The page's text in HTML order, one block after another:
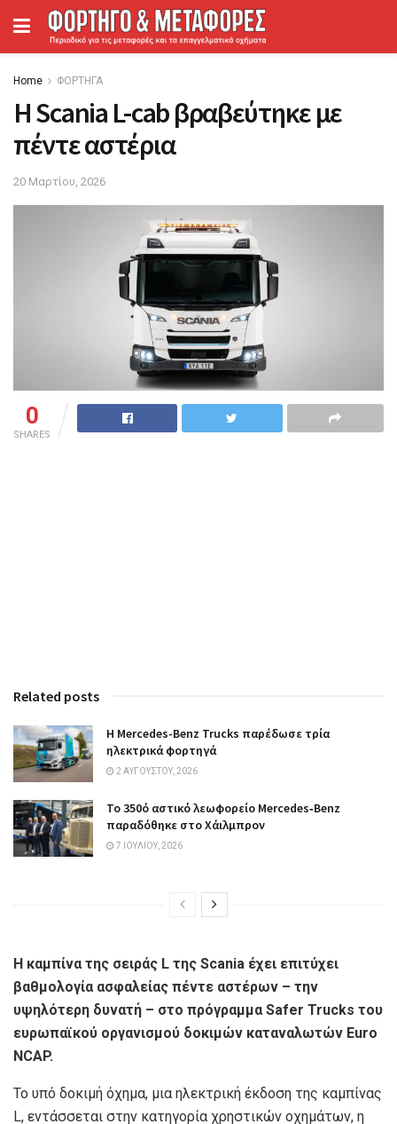
Home ΦΟΡΤΗΓΑ
Η Scania L-cab βραβεύτηκε με
πέντε αστέρια
20 Μαρτίου, 2026
0
SHARES
Related posts
Η Mercedes-Benz Trucks παρέδωσε τρία
ηλεκτρικά φορτηγά
2 ΑΥΓΟΎΣΤΟΥ, 2026
Το 350ό αστικό λεωφορείο Mercedes‑Benz
παραδόθηκε στο Χάιλμπρον
7 ΙΟΥΛΊΟΥ, 2026
Η καμπίνα της σειράς L της Scania έχει επιτύχει
βαθμολογία ασφαλείας πέντε αστέρων – την
υψηλότερη δυνατή – στο πρόγραμμα Safer Trucks του
ευρωπαϊκού οργανισμού δοκιμών καταναλωτών Euro
NCAP.
Το υπό δοκιμή όχημα, μια ηλεκτρική έκδοση της καμπίνας
L, εντάσσεται στην κατηγορία χρηστικών οχημάτων, η